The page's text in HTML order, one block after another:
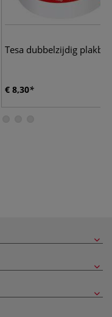
Tesa dubbelzijdig
€ 8,30